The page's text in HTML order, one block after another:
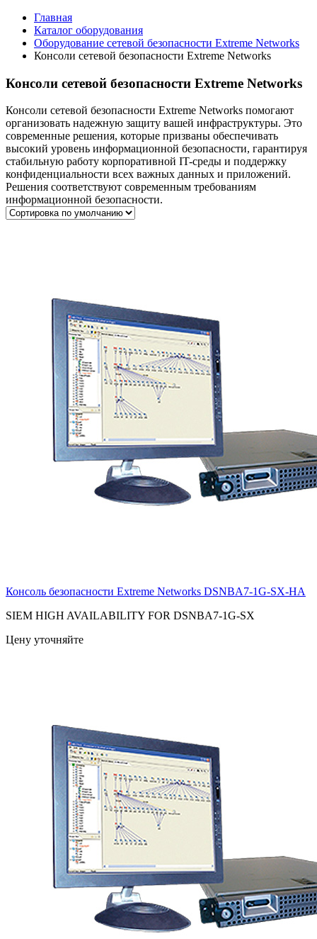
Главная
Каталог оборудования
Оборудование сетевой безопасности Extreme Networks
Консоли сетевой безопасности Extreme Networks
Консоли сетевой безопасности Extreme Networks
Консоли сетевой безопасности Extreme Networks помогают
организовать надежную защиту вашей инфраструктуры. Это
современные решения, которые призваны обеспечивать
высокий уровень информационной безопасности, гарантируя
стабильную работу корпоративной IT-среды и поддержку
конфиденциальности всех важных данных и приложений.
Решения соответствуют современным требованиям
информационной безопасности.
Консоль безопасности Extreme Networks DSNBA7-1G-SX-HA
SIEM HIGH AVAILABILITY FOR DSNBA7-1G-SX
Цену уточняйте